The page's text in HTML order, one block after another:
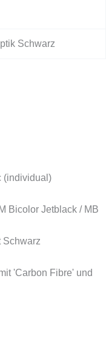
Schwarz
(individual)
Bicolor Jetblack / MB
Schwarz
'Carbon Fibre' und